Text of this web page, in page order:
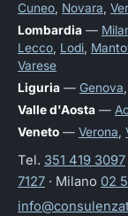
Cuneo Novara
Lombardia —
Lecco Lodi
Varese
Liguria — Genova
Valle d'Aosta —
Veneto — Verona
Tel. 351 419 3097
7127 · Milano 02